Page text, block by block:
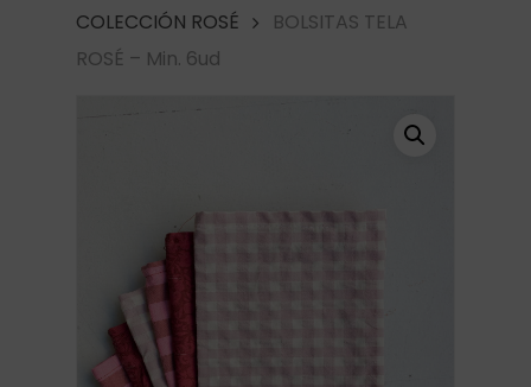
COLECCIÓN ROSÉ
BOLSITAS TELA
ROSÉ – Min. 6ud